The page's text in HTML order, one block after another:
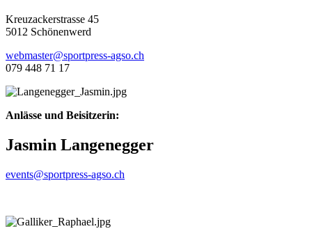
Kreuzackerstrasse 45
5012 Schönenwerd
webmaster@sportpress-agso.ch
079 448 71 17
Anlässe und Beisitzerin:
Jasmin Langenegger
events@sportpress-agso.ch